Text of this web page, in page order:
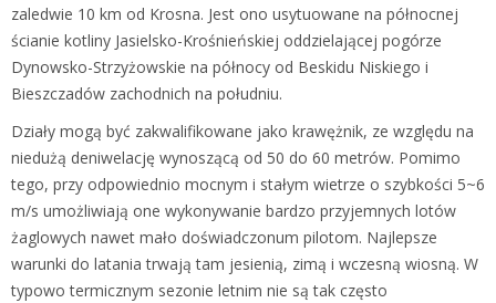
zaledwie 10 km od Krosna. Jest ono usytuowane na północnej
ścianie kotliny Jasielsko-Krośnieńskiej oddzielającej pogórze
Dynowsko-Strzyżowskie na północy od Beskidu Niskiego i
Bieszczadów zachodnich na południu.
Działy mogą być zakwalifikowane jako krawężnik, ze względu na
niedużą deniwelację wynoszącą od 50 do 60 metrów. Pomimo
tego, przy odpowiednio mocnym i stałym wietrze o szybkości 5~6
m/s umożliwiają one wykonywanie bardzo przyjemnych lotów
żaglowych nawet mało doświadczonum pilotom. Najlepsze
warunki do latania trwają tam jesienią, zimą i wczesną wiosną. W
typowo termicznym sezonie letnim nie są tak często